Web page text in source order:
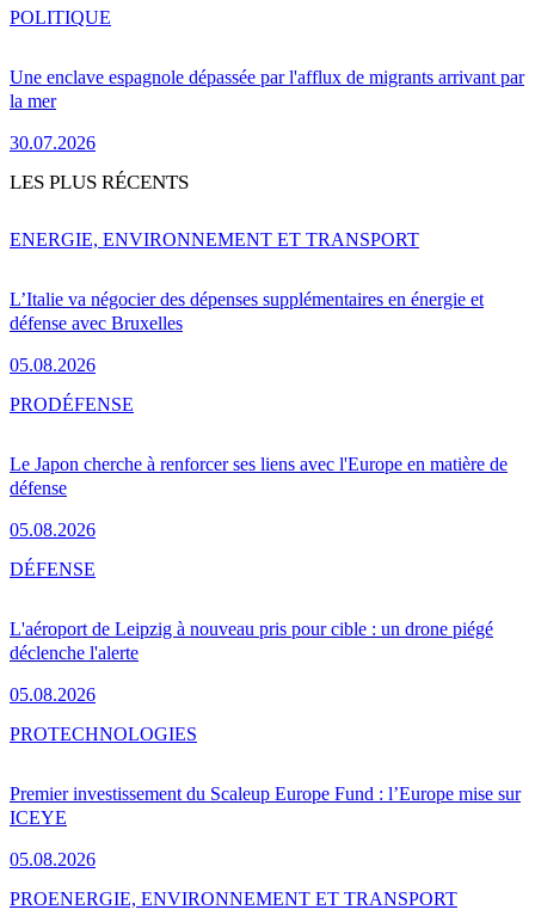
Une enclave espagnole dépassée par l'afflux de migrants arrivant par
la mer
30.07.2026
POLITIQUE
LES PLUS RÉCENTS
L’Italie va négocier des dépenses supplémentaires en énergie et
défense avec Bruxelles
05.08.2026
ENERGIE, ENVIRONNEMENT ET TRANSPORT
Le Japon cherche à renforcer ses liens avec l'Europe en matière de
défense
05.08.2026
PRODÉFENSE
L'aéroport de Leipzig à nouveau pris pour cible : un drone piégé
déclenche l'alerte
05.08.2026
DÉFENSE
Premier investissement du Scaleup Europe Fund : l’Europe mise sur
ICEYE
05.08.2026
PROTECHNOLOGIES
PROENERGIE, ENVIRONNEMENT ET TRANSPORT